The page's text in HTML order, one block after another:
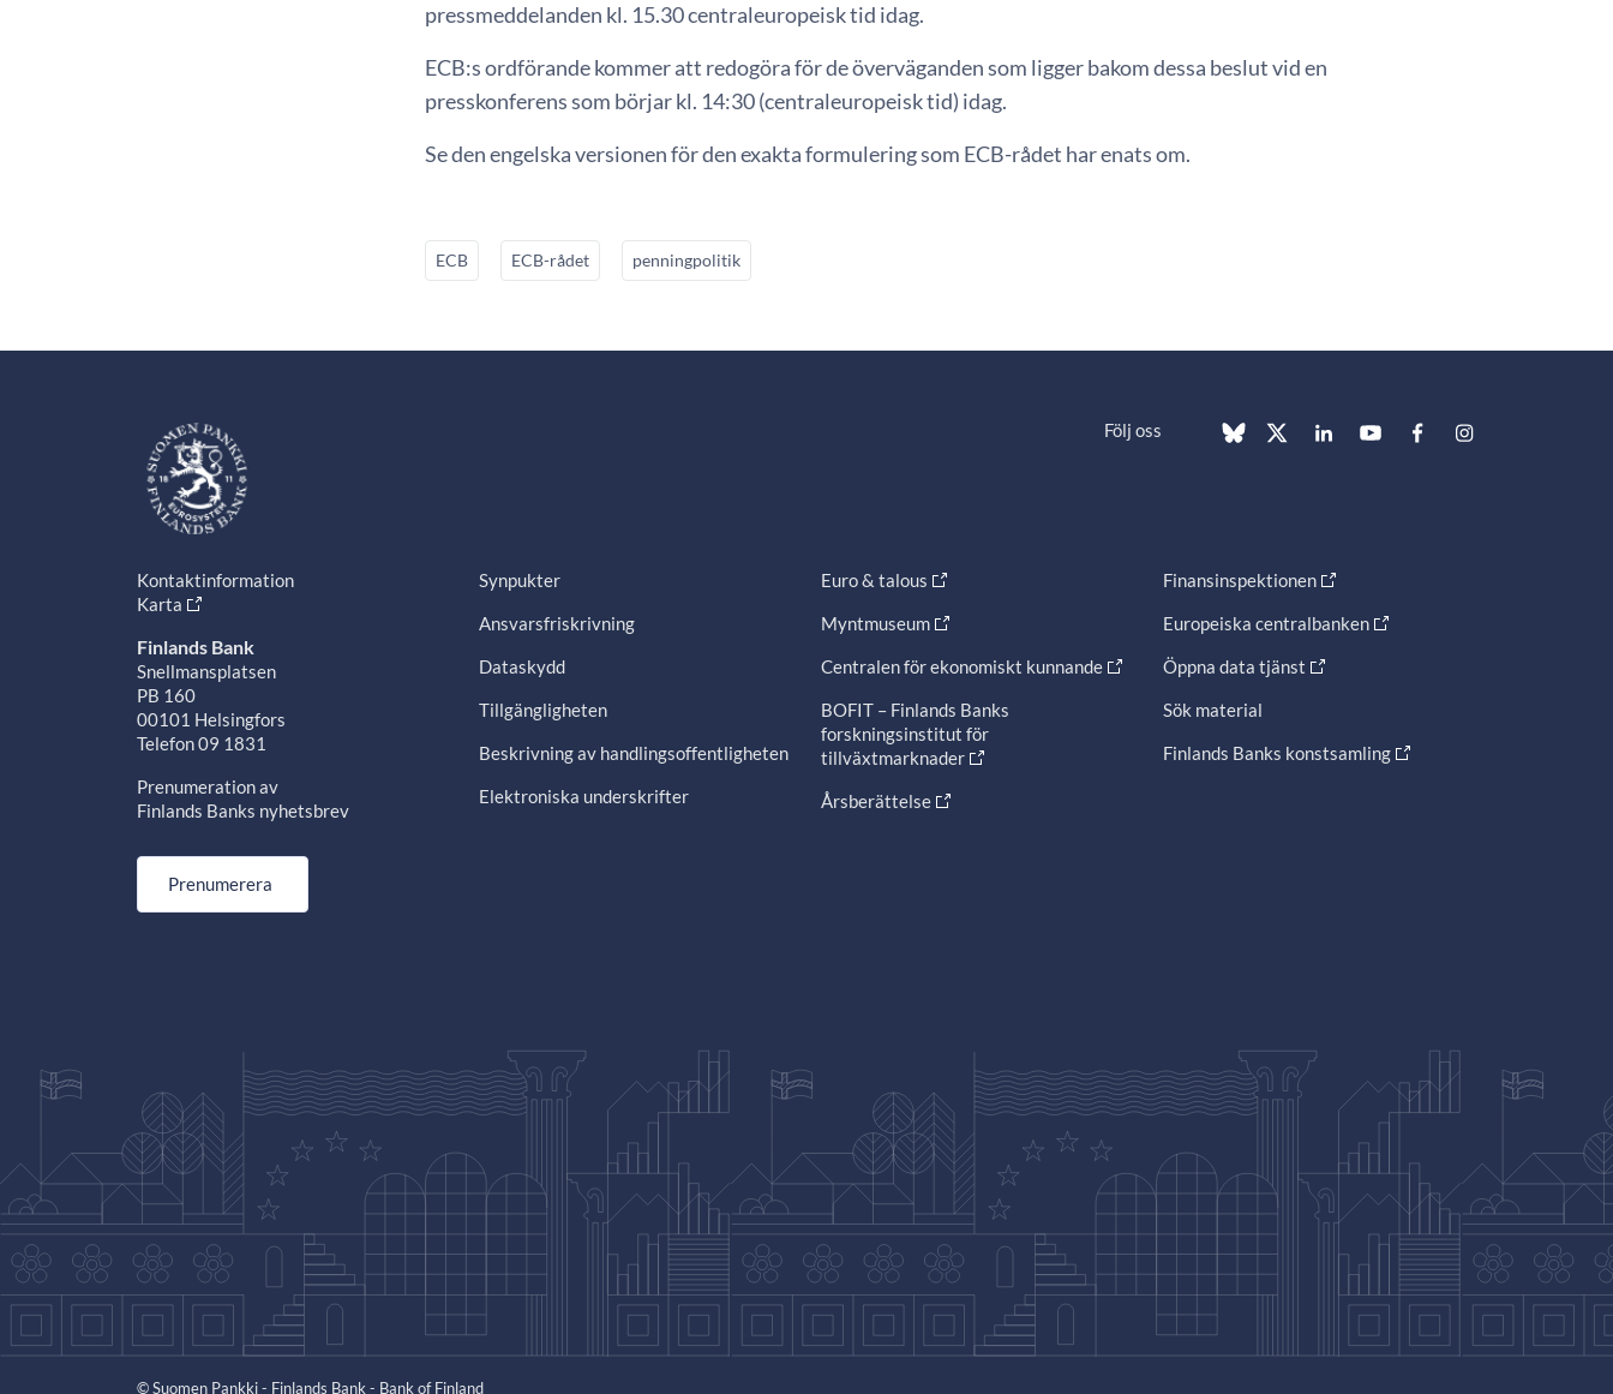
pressmeddelanden kl. 15.30 centraleuropeisk tid idag.
ECB:s ordförande kommer att redogöra för de överväganden som ligger bakom dessa beslut vid en
presskonferens som börjar kl. 14:30 (centraleuropeisk tid) idag.
Se den engelska versionen för den exakta formulering som ECB-rådet har enats om.
ECB ECB-rådet penningpolitik
Följ oss
Kontaktinformation
Karta
Finlands Bank
Snellmansplatsen
PB 160
00101 Helsingfors
Telefon 09 1831
Prenumeration av
Finlands Banks nyhetsbrev
Prenumerera
Synpukter
Ansvarsfriskrivning
Dataskydd
Tillgängligheten
Beskrivning av handlingsoffentligheten
Elektroniska underskrifter
Euro & talous
Myntmuseum
Centralen för ekonomiskt kunnande
BOFIT – Finlands Banks
forskningsinstitut för
tillväxtmarknader
Årsberättelse
Finansinspektionen
Europeiska centralbanken
Öppna data tjänst
Sök material
Finlands Banks konstsamling
© Suomen Pankki - Finlands Bank - Bank of Finland